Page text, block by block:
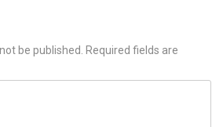
be published. Required fields are